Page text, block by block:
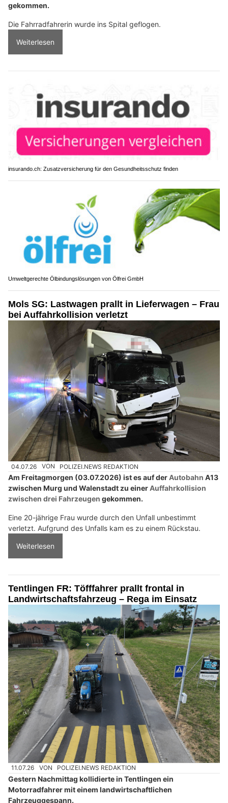
gekommen.
Die Fahrradfahrerin wurde ins Spital geflogen.
Weiterlesen
insurando.ch: Zusatzversicherung für den Gesundheitsschutz finden
Umweltgerechte Ölbindungslösungen von Ölfrei GmbH
Mols SG: Lastwagen prallt in Lieferwagen – Frau
bei Auffahrkollision verletzt
04.07.26 VON POLIZEI.NEWS REDAKTION
Am Freitagmorgen (03.07.2026) ist es auf derAutobahn A13
zwischen Murg und Walenstadt zu einerAuffahrkollision
zwischen drei Fahrzeugen gekommen.
Eine 20-jährige Frau wurde durch den Unfall unbestimmt
verletzt. Aufgrund des Unfalls kam es zu einem Rückstau.
Weiterlesen
Tentlingen FR: Töfffahrer prallt frontal in
Landwirtschaftsfahrzeug – Rega im Einsatz
11.07.26 VON POLIZEI.NEWS REDAKTION
Gestern Nachmittag kollidierte in Tentlingen ein
Motorradfahrer mit einem landwirtschaftlichen
Fahrzeuggespann.